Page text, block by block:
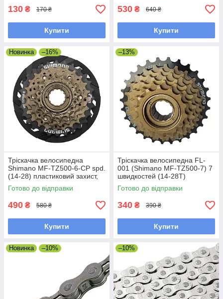
130 ₴ 170 ₴
Купити
530 ₴ 640 ₴
Купити
Новинка –16%
Тріскачка велосипедна
Shimano MF-TZ500-6-CP spd.
(14-28) пластиковий захист,
Оригінал
Готово до відправки
490 ₴ 580 ₴
Купити
–13%
Тріскачка велосипедна FL-
001 (Shimano MF-TZ500-7) 7
швидкостей (14-28T)
Готово до відправки
340 ₴ 390 ₴
Купити
Новинка –10% –10%